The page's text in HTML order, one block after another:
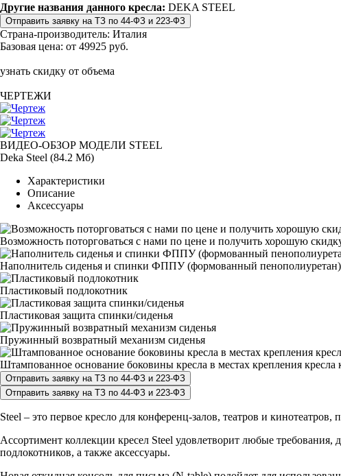
Другие названия данного кресла: DEKA STEEL
Страна-производитель: Италия
Базовая цена: от 49925 руб.
узнать скидку от объема
ЧЕРТЕЖИ
ВИДЕО-ОБЗОР МОДЕЛИ STEEL
Deka Steel (84.2 Мб)
Характеристики
Описание
Аксессуары
Возможность поторговаться с нами по цене и получить хорошую
Наполнитель сиденья и спинки ФППУ (формованный пенополиуретан)
Пластиковый подлокотник
Пластиковая защита спинки/сиденья
Пружинный возвратный механизм сиденья
Штампованное основание боковины кресла в местах крепления кресла
Steel – это первое кресло для конференц-залов, театров и
Ассортимент коллекции кресел Steel удовлетворит любые
подлокотников, а также аксессуары.